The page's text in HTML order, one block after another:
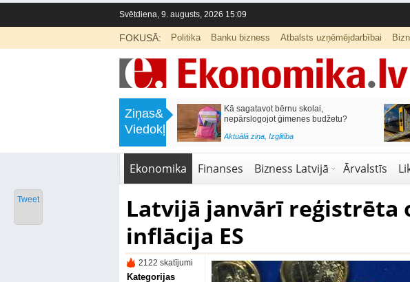
Svētdiena, 9. augusts, 2026 15:09
FOKUSĀ: Politika Banku bizness Atbalsts uzņēmējdarbībai
Ziņas&
Viedokļi
Labklājības ministrija rosina reformēt
un būtiski uzlabot vecāku pabalstu
Kā sagatavot bērnu skolai,
nepārslogojot ģimenes budžetu?
Aktuālā ziņa, Izglītība
Ekonomika Finanses Bizness Latvijā Ārvalstīs
Latvijā janvārī reģistrēta
inflācija ES
2122 skatījumi
Kategorijas
Tweet